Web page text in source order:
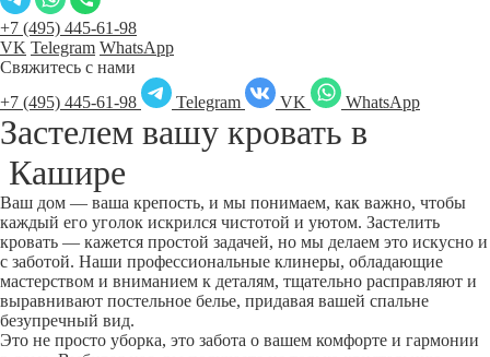
+7 (495) 445-61-98
VK Telegram WhatsApp
Свяжитесь с нами
+7 (495) 445-61-98
Telegram VK WhatsApp
Застелем вашу кровать в
Кашире
Ваш дом — ваша крепость, и мы понимаем, как важно, чтобы
каждый его уголок искрился чистотой и уютом. Застелить
кровать — кажется простой задачей, но мы делаем это искусно и
с заботой. Наши профессиональные клинеры, обладающие
мастерством и вниманием к деталям, тщательно расправляют и
выравнивают постельное белье, придавая вашей спальне
безупречный вид.
Это не просто уборка, это забота о вашем комфорте и гармонии